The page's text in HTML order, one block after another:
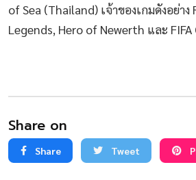
of Sea (Thailand) เจ้าของเกมดังอย่าง
Legends, Hero of Newerth และ
Share on
Share Tweet